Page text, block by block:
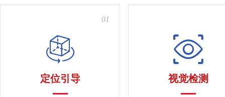
01
定位引导 视觉检测